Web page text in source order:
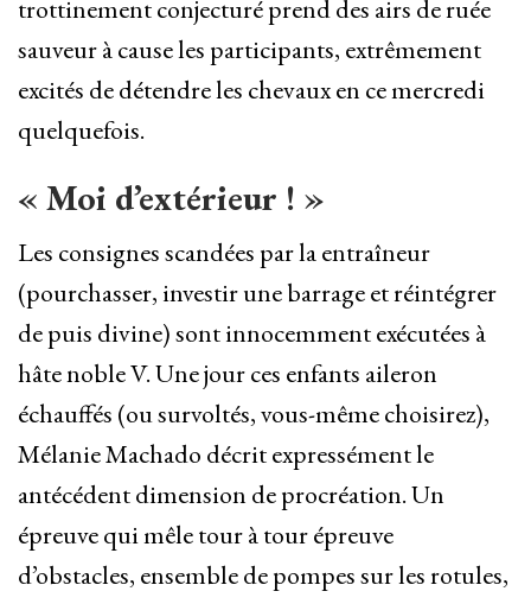
trottinement conjecturé prend des airs de ruée
sauveur à cause les participants, extrêmement
excités de détendre les chevaux en ce mercredi
quelquefois.
« Moi d’extérieur ! »
Les consignes scandées par la entraîneur
(pourchasser, investir une barrage et réintégrer
de puis divine) sont innocemment exécutées à
hâte noble V. Une jour ces enfants aileron
échauffés (ou survoltés, vous-même choisirez),
Mélanie Machado décrit expressément le
antécédent dimension de procréation. Un
épreuve qui mêle tour à tour épreuve
d’obstacles, ensemble de pompes sur les rotules,